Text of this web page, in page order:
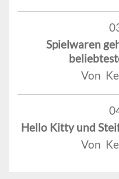
Spielwaren
Von
Hello Kitty und
Von